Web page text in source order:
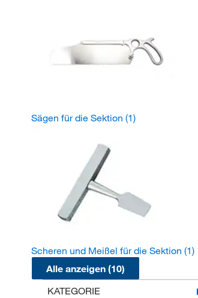
Sägen für die Sektion (1)
Scheren und Meißel für die Sektion (1)
Alle anzeigen (10)
KATEGORIE